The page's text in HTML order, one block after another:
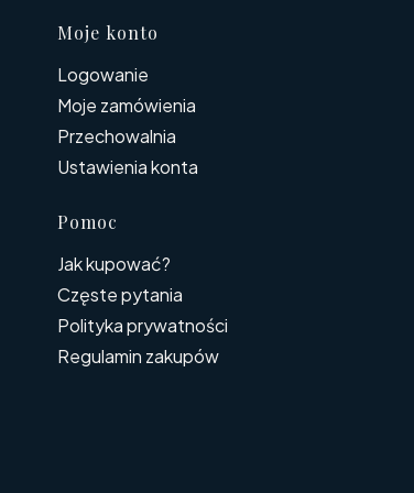
Moje konto
Logowanie
Moje zamówienia
Przechowalnia
Ustawienia konta
Pomoc
Jak kupować?
Częste pytania
Polityka prywatności
Regulamin zakupów